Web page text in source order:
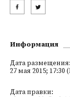
Информация
Дата размещения:
27 мая 2015; 17:30
Дата правки: